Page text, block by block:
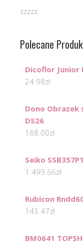
zzzzz
Polecane
Dicoflor Junior
24.98zł
Dono Obrazek
DS26
168.00zł
Seiko SSB357P1
1 499.66zł
Rubicon
143.47zł
BM0641